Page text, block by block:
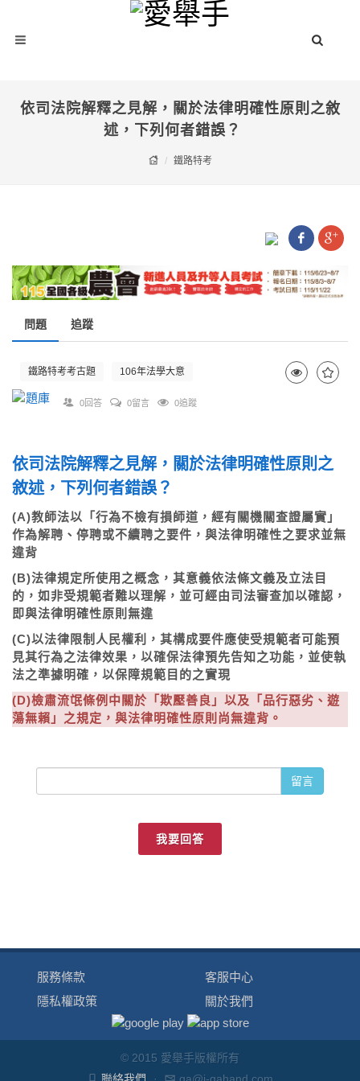
依司法院解釋之見解，關於法律明確性原則之敘
述，下列何者錯誤？
鐵路特考
問題 追蹤
鐵路特考考古題 106年法學大意
0回答 0留言 0追蹤
依司法院解釋之見解，關於法律明確性原則之
敘述，下列何者錯誤？
(A)教師法以「行為不檢有損師道，經有關機關查證屬實」
作為解聘、停聘或不續聘之要件，與法律明確性之要求並無
違背
(B)法律規定所使用之概念，其意義依法條文義及立法目
的，如非受規範者難以理解，並可經由司法審查加以確認，
即與法律明確性原則無違
(C)以法律限制人民權利，其構成要件應使受規範者可能預
見其行為之法律效果，以確保法律預先告知之功能，並使執
法之準據明確，以保障規範目的之實現
(D)檢肅流氓條例中關於「欺壓善良」以及「品行惡劣、遊
蕩無賴」之規定，與法律明確性原則尚無違背。
留言
我要回答
服務條款
隱私權政策
客服中心
關於我們
© 2015 愛舉手版權所有
聯絡我們
· qa@i-qahand.com